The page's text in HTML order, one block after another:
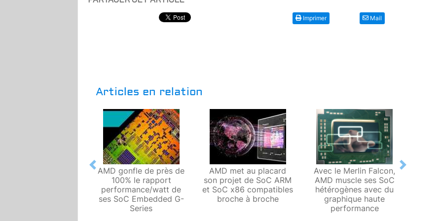
Imprimer Mail
Articles en relation
AMD gonfle de près de
100% le rapport
performance/watt de
ses SoC Embedded G-
Series
AMD met au placard
son projet de SoC ARM
et SoC x86 compatibles
broche à broche
Avec le Merlin Falcon,
AMD muscle ses SoC
hétérogènes avec du
graphique haute
performance
Previous Next